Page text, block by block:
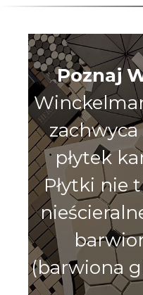
Poznaj
płytek
Płytki nie
(barwiona